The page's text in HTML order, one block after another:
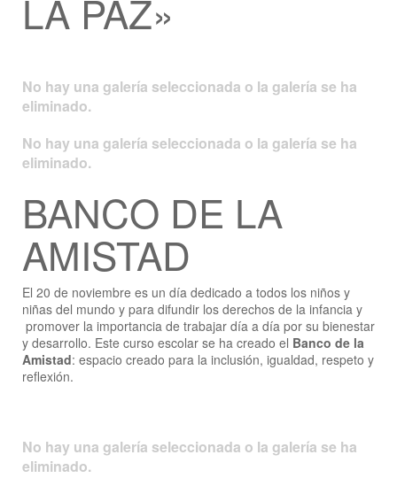
LA PAZ»
No hay una galería seleccionada o la galería se ha
eliminado.
No hay una galería seleccionada o la galería se ha
eliminado.
BANCO DE LA
AMISTAD
El 20 de noviembre es un día dedicado a todos los niños y
niñas del mundo y para difundir los derechos de la infancia y
promover la importancia de trabajar día a día por su bienestar
y desarrollo. Este curso escolar se ha creado el Banco de la
Amistad: espacio creado para la inclusión, igualdad, respeto y
reflexión.
No hay una galería seleccionada o la galería se ha
eliminado.